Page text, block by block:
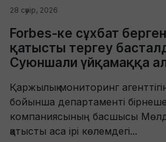
28 сәуір, 2026
Forbes-ке сұхбат
қатысты тергеу
Суюншали үйқамаққа
Қаржылық мониторинг
бойынша департаменті
компаниясының басшысы
қатысты аса ірі көлемдегі...